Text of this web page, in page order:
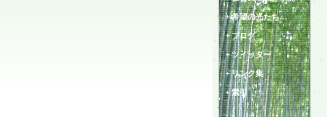
+ 希望の光たち…
+ ブログ
+ ツイッター
+ リンク集
+ 索引